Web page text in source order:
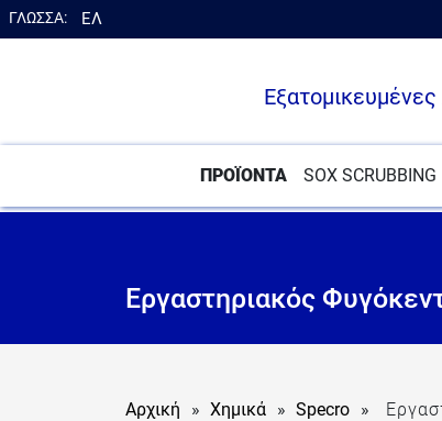
ΓΛΩΣΣΑ: ΕΛ
Εξατομικευμένες
ΠΡΟΪΟΝΤΑ SOX SCRUBBING
Εργαστηριακός
Αρχική » Χημικά » Specro »